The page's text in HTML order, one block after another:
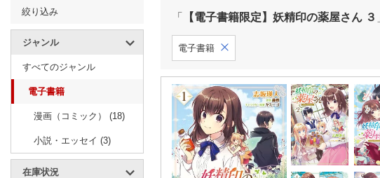
絞り込み
ジャンル
すべてのジャンル
電子書籍
漫画（コミック） (18)
小説・エッセイ (3)
在庫状況
「 【電子書籍限定】妖精印の薬屋さん ３
電子書籍